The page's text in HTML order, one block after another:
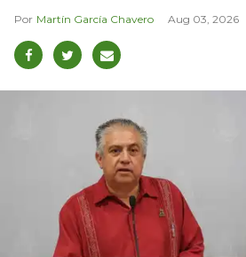
Martín García Chavero Aug 03, 2026